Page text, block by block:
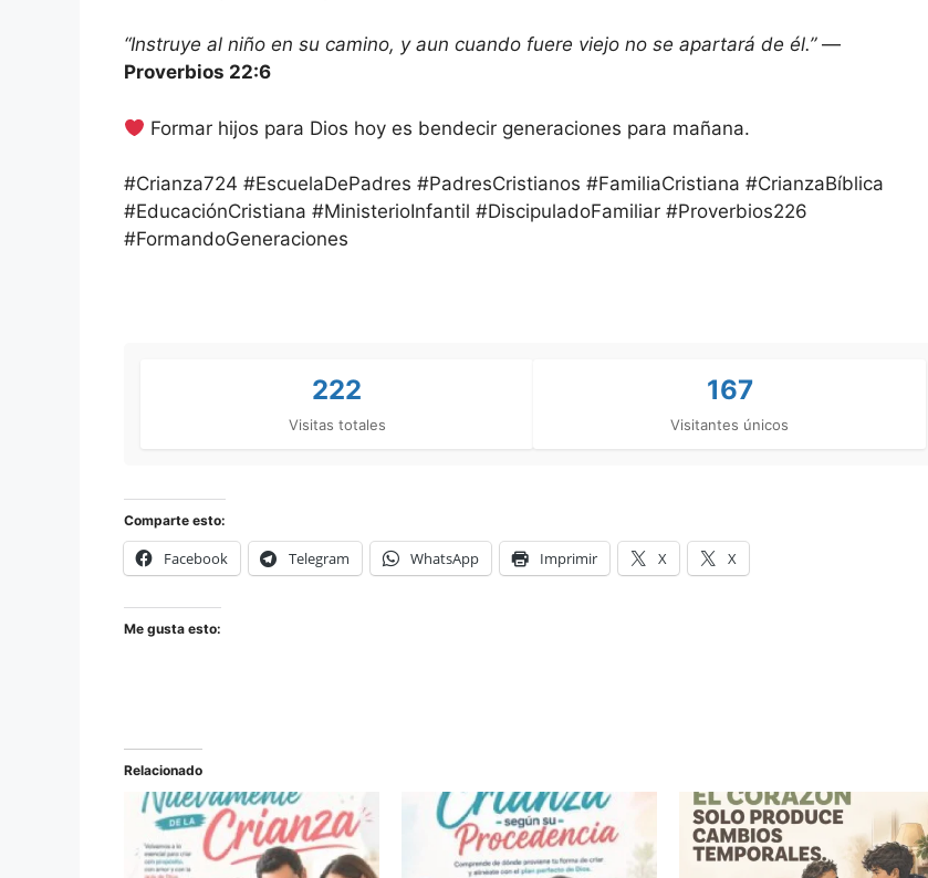
“Instruye al niño en su camino, y aun cuando fuere viejo no se apartará de él.”—
Proverbios 22:6
Formar hijos para Dios hoy es bendecir generaciones para mañana.
#Crianza724 #EscuelaDePadres #PadresCristianos #FamiliaCristiana #CrianzaBíblica
#EducaciónCristiana #MinisterioInfantil #DiscipuladoFamiliar #Proverbios226
#FormandoGeneraciones
222
Visitas totales
167
Visitantes únicos
Comparte esto:
Facebook Telegram WhatsApp Imprimir X X
Me gusta esto:
Relacionado